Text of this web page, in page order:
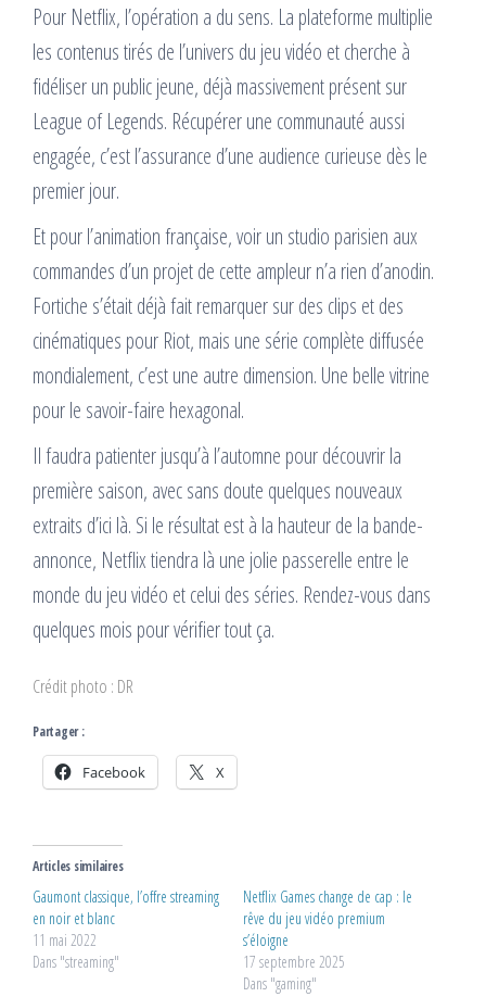
Pour Netflix, l’opération a du sens. La plateforme multiplie
les contenus tirés de l’univers du jeu vidéo et cherche à
fidéliser un public jeune, déjà massivement présent sur
League of Legends. Récupérer une communauté aussi
engagée, c’est l’assurance d’une audience curieuse dès le
premier jour.
Et pour l’animation française, voir un studio parisien aux
commandes d’un projet de cette ampleur n’a rien d’anodin.
Fortiche s’était déjà fait remarquer sur des clips et des
cinématiques pour Riot, mais une série complète diffusée
mondialement, c’est une autre dimension. Une belle vitrine
pour le savoir-faire hexagonal.
Il faudra patienter jusqu’à l’automne pour découvrir la
première saison, avec sans doute quelques nouveaux
extraits d’ici là. Si le résultat est à la hauteur de la bande-
annonce, Netflix tiendra là une jolie passerelle entre le
monde du jeu vidéo et celui des séries. Rendez-vous dans
quelques mois pour vérifier tout ça.
Crédit photo : DR
Partager :
Facebook X
Articles similaires
Gaumont classique, l’offre streaming
en noir et blanc
11 mai 2022
Dans "streaming"
Netflix Games change de cap : le
rêve du jeu vidéo premium
s’éloigne
17 septembre 2025
Dans "gaming"